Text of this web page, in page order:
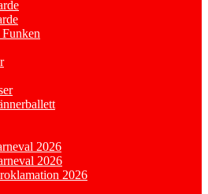
2026
2026
2026